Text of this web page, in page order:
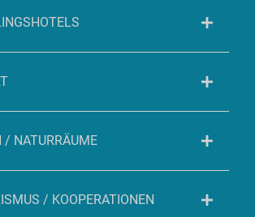
/ NATURRÄUME
/ KOOPERATIONEN